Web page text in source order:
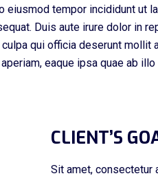
tempor incididunt ut
Duis aute irure dolor in
qui officia deserunt
eaque ipsa quae ab
CLIENT’S
Sit amet, consectetur